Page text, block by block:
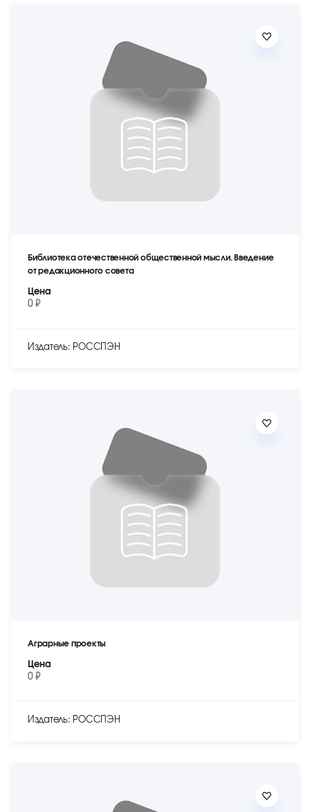
Библиотека отечественной общественной мысли. Введение
от редакционного совета
Цена
0 ₽
Издатель: РОССПЭН
Аграрные проекты
Цена
0 ₽
Издатель: РОССПЭН